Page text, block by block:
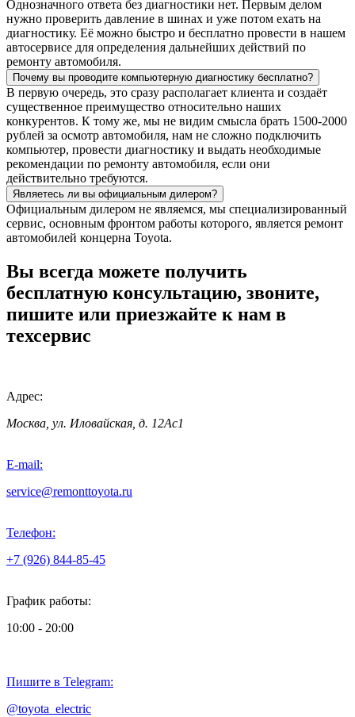
Однозначного ответа без диагностики нет. Первым делом
нужно проверить давление в шинах и уже потом ехать на
диагностику. Её можно быстро и бесплатно провести в нашем
автосервисе для определения дальнейших действий по
ремонту автомобиля.
Почему вы проводите компьютерную диагностику бесплатно?
В первую очередь, это сразу располагает клиента и создаёт
существенное преимущество относительно наших
конкурентов. К тому же, мы не видим смысла брать 1500-2000
рублей за осмотр автомобиля, нам не сложно подключить
компьютер, провести диагностику и выдать необходимые
рекомендации по ремонту автомобиля, если они
действительно требуются.
Являетесь ли вы официальным дилером?
Официальным дилером не являемся, мы специализированный
сервис, основным фронтом работы которого, является ремонт
автомобилей концерна Toyota.
Вы всегда можете получить
бесплатную консультацию, звоните,
пишите или приезжайте к нам в
техсервис
Адрес:
Москва, ул. Иловайская, д. 12Ас1
E-mail:
service@remonttoyota.ru
Телефон:
+7 (926) 844-85-45
График работы:
10:00 - 20:00
Пишите в Telegram:
@toyota_electric